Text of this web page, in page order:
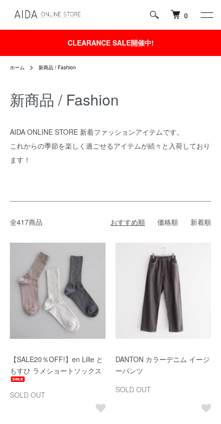
0
CLEARANCE SALE開催中!
ホーム 新商品 / Fashion
新商品 / Fashion
AIDA ONLINE STORE 新着ファッションアイテムです。
これからの季節を楽しく過ごせるアイテムが続々と入荷しており
ます！
全417商品 おすすめ順 価格順 新着順
【SALE20％OFF!】en Lille と
もすひ ラメショートソックス
SOLD OUT
DANTON カラーデニム イージ
ーパンツ
SOLD OUT